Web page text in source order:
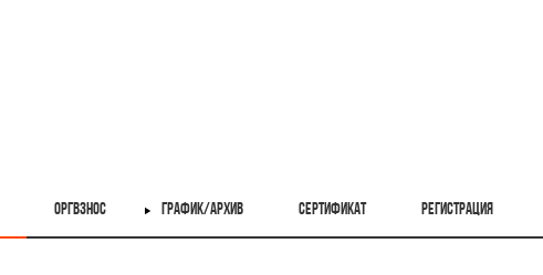
ОРГВЗНОС ГРАФИК/АРХИВ СЕРТИФИКАТ РЕГИСТРАЦИЯ